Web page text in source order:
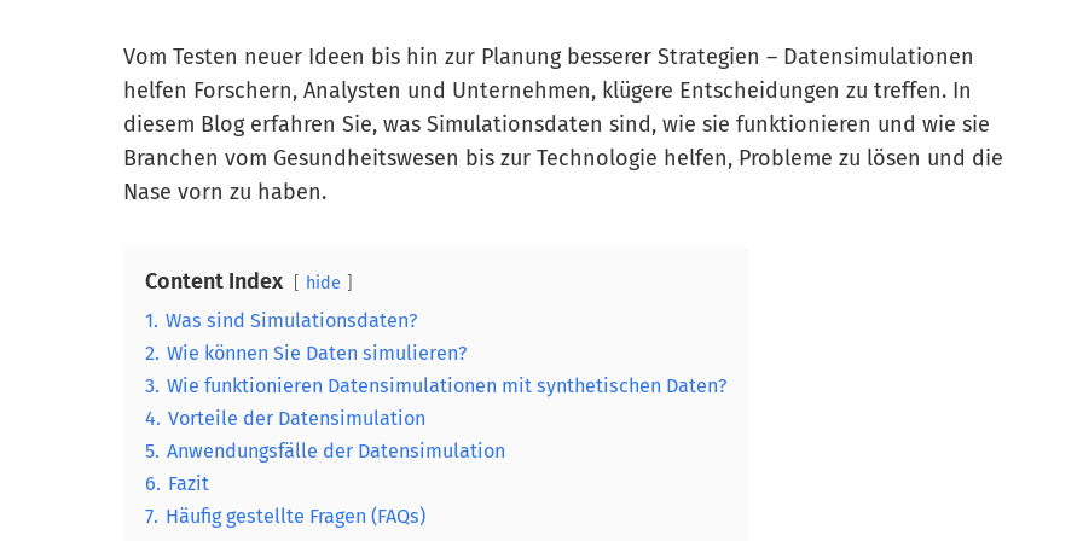
Vom Testen neuer Ideen bis hin zur Planung besserer Strategien – Datensimulationen
helfen Forschern, Analysten und Unternehmen, klügere Entscheidungen zu treffen. In
diesem Blog erfahren Sie, was Simulationsdaten sind, wie sie funktionieren und wie sie
Branchen vom Gesundheitswesen bis zur Technologie helfen, Probleme zu lösen und die
Nase vorn zu haben.
Content Index hide
1. Was sind Simulationsdaten?
2. Wie können Sie Daten simulieren?
3. Wie funktionieren Datensimulationen mit synthetischen Daten?
4. Vorteile der Datensimulation
5. Anwendungsfälle der Datensimulation
6. Fazit
7. Häufig gestellte Fragen (FAQs)